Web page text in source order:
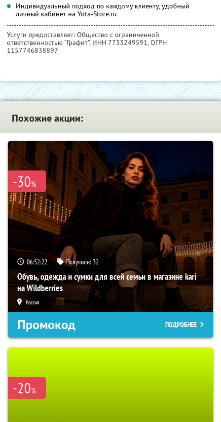
Индивидуальный подход по каждому клиенту, удобный
личный кабинет на Yota-Store.ru
Услуги предоставляет: Общество с ограниченной
ответственностью "Графит", ИНН 7733249591, ОГРН
1157746838897
Похожие акции:
-30%
06:52:21 Получили: 32
Обувь, одежда и сумки для всей семьи в магазине kari
на Wildberries
Россия
Промокод ПОДРОБНЕЕ
-20%